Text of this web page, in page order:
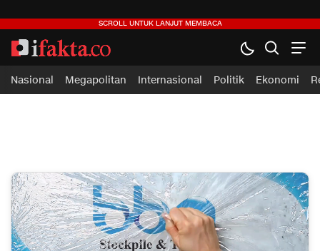
ifakta.co
#pastibenar
Nasional Megapolitan Internasional Politik Ekonomi